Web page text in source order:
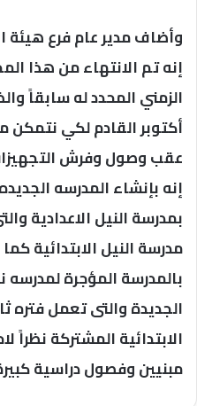
وأضاف مدير عام فرع هيئة
إنه تم الانتهاء من هذا
الزمني المحدد له سابقاً
أكتوبر القادم لكي نتمكن
عقب وصول وفرش
إنه بإنشاء المدرسه
بمدرسة النيل الاعدادية
مدرسة النيل الابتدائية
بالمدرسة المؤجرة لمدرسه
الجديدة والتى تعمل فتره
الابتدائية المشتركة نظراً
مبنيين وفصول دراسية